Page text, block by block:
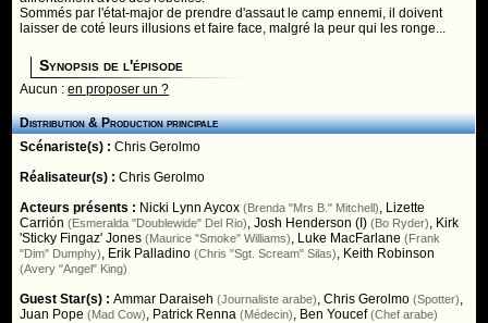
Sommés par l'état-major de prendre d'assaut le camp ennemi, il doivent
laisser de coté leurs illusions et faire face, malgré la peur qui les ronge...
Synopsis de l'épisode
Aucun :en proposer un ?
Distribution & Production principale
Scénariste(s) :Chris Gerolmo
Réalisateur(s) :Chris Gerolmo
Acteurs présents : Nicki Lynn Aycox (Brenda "Mrs B." Mitchell), Lizette
Carrión (Esmeralda "Doublewide" Del Rio),Josh Henderson (I) (Bo Ryder), Kirk
'Sticky Fingaz' Jones (Maurice "Smoke" Williams), Luke MacFarlane (Frank
"Dim" Dumphy), Erik Palladino (Chris "Sgt. Scream" Silas), Keith Robinson
(Avery "Angel" King)
Guest Star(s) :Ammar Daraiseh (Journaliste arabe),Chris Gerolmo (Spotter),
Juan Pope (Mad Cow), Patrick Renna (Médecin), Ben Youcef (Chef arabe)